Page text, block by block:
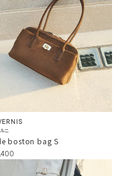
ニ
boston bag S